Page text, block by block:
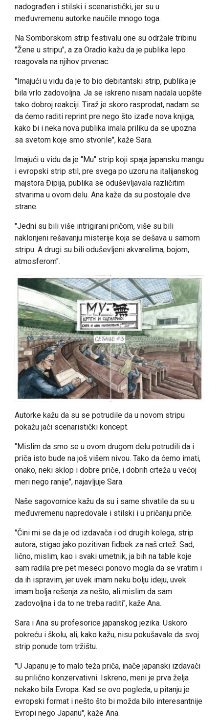
nadograđen i stilski i scenaristički, jer su u
međuvremenu autorke naučile mnogo toga.
Na Somborskom strip festivalu one su održale tribinu
"Žene u stripu", a za Oradio kažu da je publika lepo
reagovala na njihov prvenac.
"Imajući u vidu da je to bio debitantski strip, publika je
bila vrlo zadovoljna. Ja se iskreno nisam nadala uopšte
tako dobroj reakciji. Tiraž je skoro rasprodat, nadam se
da ćemo raditi reprint pre nego što izađe nova knjiga,
kako bi i neka nova publika imala priliku da se upozna
sa svetom koje smo stvorile", kaže Sara.
Imajući u vidu da je "Mu" strip koji spaja japansku mangu
i evropski strip stil, pre svega po uzoru na italijanskog
majstora Đipija, publika se oduševljavala različitim
stvarima u ovom delu. Ana kaže da su postojale dve
strane.
"Jedni su bili više intrigirani pričom, više su bili
naklonjeni rešavanju misterije koja se dešava u samom
stripu. A drugi su bili oduševljeni akvarelima, bojom,
atmosferom".
Autorke kažu da su se potrudile da u novom stripu
pokažu jači scenaristički koncept.
"Mislim da smo se u ovom drugom delu potrudili da i
priča isto bude na još višem nivou. Tako da ćemo imati,
onako, neki sklop i dobre priče, i dobrih crteža u većoj
meri nego ranije", najavljuje Sara.
Naše sagovornice kažu da su i same shvatile da su u
međuvremenu napredovale i stilski i u pričanju priče.
"Čini mi se da je od izdavača i od drugih kolega, strip
autora, stigao jako pozitivan fidbek za naš crtež. Sad,
lično, mislim, kao i svaki umetnik, ja bih na table koje
sam radila pre pet meseci ponovo mogla da se vratim i
da ih ispravim, jer uvek imam neku bolju ideju, uvek
imam bolja rešenja za nešto, ali mislim da sam
zadovoljna i da to ne treba raditi", kaže Ana.
Sara i Ana su profesorice japanskog jezika. Uskoro
pokreću i školu, ali, kako kažu, nisu pokušavale da svoj
strip ponude tom tržištu.
"U Japanu je to malo teža priča, inače japanski izdavači
su prilično konzervativni. Iskreno, meni je prva želja
nekako bila Evropa. Kad se ovo pogleda, u pitanju je
evropski format i nešto što bi možda bilo interesantnije
Evropi nego Japanu", kaže Ana.